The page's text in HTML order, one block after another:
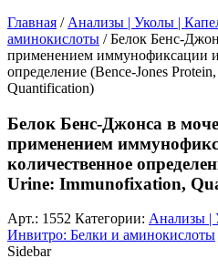
Главная / Анализы | Уколы |
аминокислоты / Белок Бенс-
применением иммунофиксации и
определение (Bence-Jones
Quantification)
Белок Бенс-Джонса в
применением
количественное
Urine: Immunofixation,
Арт.: 1552 Категории: Анализы |
Инвитро: Белки и аминокислоты
Sidebar